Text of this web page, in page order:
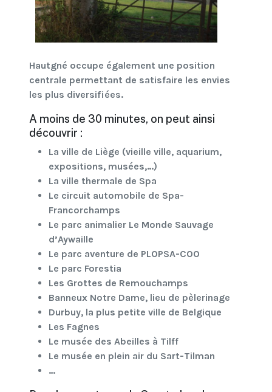
Hautgné occupe également une position
centrale permettant de satisfaire les envies
les plus diversifiées.
A moins de 30 minutes, on peut ainsi
découvrir :
La ville de Liège (vieille ville, aquarium,
expositions, musées,…)
La ville thermale de Spa
Le circuit automobile de Spa-
Francorchamps
Le parc animalier Le Monde Sauvage
d’Aywaille
Le parc aventure de PLOPSA-COO
Le parc Forestia
Les Grottes de Remouchamps
Banneux Notre Dame, lieu de pèlerinage
Durbuy, la plus petite ville de Belgique
Les Fagnes
Le musée des Abeilles à Tilff
Le musée en plein air du Sart-Tilman
…